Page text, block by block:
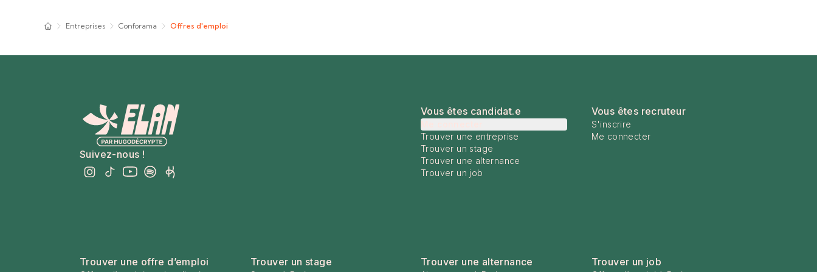
Entreprises Conforama Offres d'emploi
Suivez-nous !
Vous êtes candidat.e
Trouver une entreprise
Trouver un stage
Trouver une alternance
Trouver un job
Vous êtes recruteur
S'inscrire
Me connecter
Trouver une offre d’emploi Trouver un stage Trouver une alternance Trouver un job